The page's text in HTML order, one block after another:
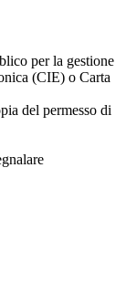
per la gestione
(CIE) o Carta
del permesso di